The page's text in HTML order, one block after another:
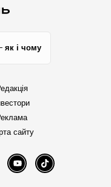
як і чому
сайту
YouTube TikTok